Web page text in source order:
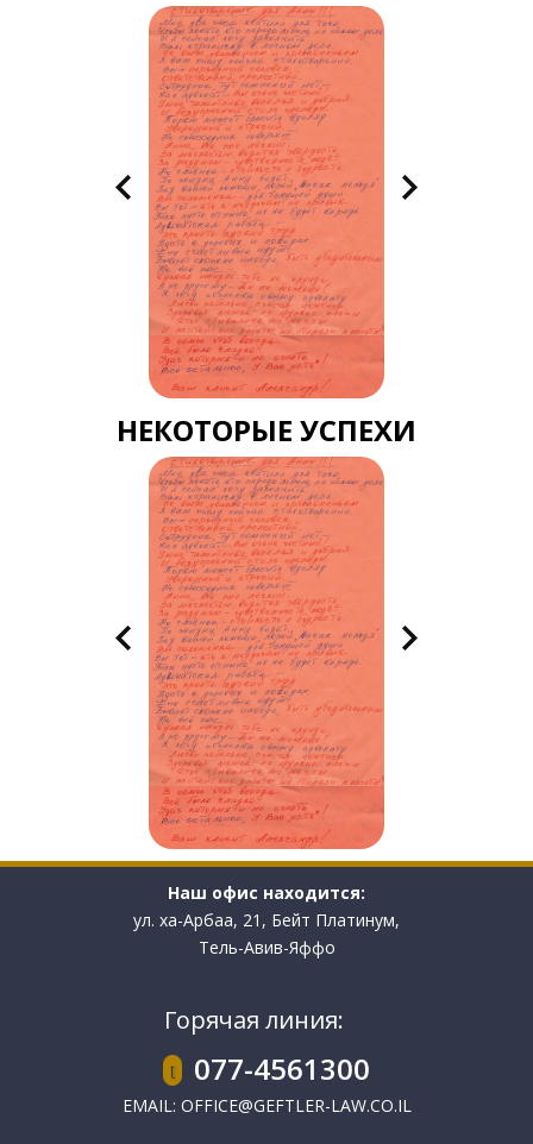
НЕКОТОРЫЕ УСПЕХИ
Наш офис находится:
ул. ха-Арбаа, 21, Бейт Платинум,
Тель-Авив-Яффо
Горячая линия:
077-4561300
EMAIL: OFFICE@GEFTLER-LAW.CO.IL